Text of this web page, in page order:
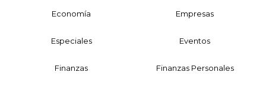
Economía Empresas
Especiales Eventos
Finanzas Finanzas Personales